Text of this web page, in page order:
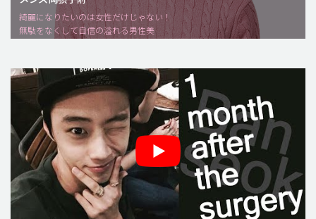
idリアルストーリー
idニュース
綺麗になりたいのは女性だけじゃない！
無駄をなくして自信の溢れる男性美